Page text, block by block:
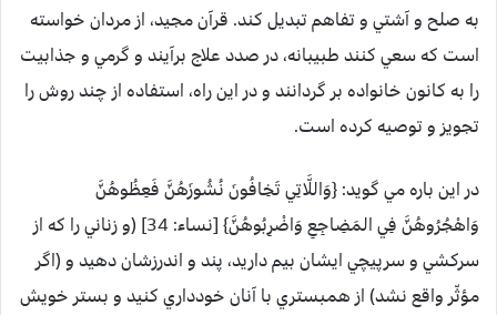
به صلح و آشتي و تفاهم تبديل كند. قرآن مجيد، از مردان خواسته
است كه سعي كنند طبيبانه، در صدد علاج برآيند و گرمي و جذابيت
را به كانون خانواده بر گردانند و در اين راه، استفاده از چند روش را
تجويز و توصيه كرده است.
در اين باره مي گويد: {وَاللَّاتِي تَخِافُونَ نُشُوزَهُنَّ فَعِظُوهُنَّ
وَاهْجُرُوهُنَّ فِي المَضِاجِعِ وَاضْرِبُوهُنَّ} [نساء: 34] (و زناني را كه از
سركشي و سرپيچي ايشان بيم داريد، پند و اندرزشان دهيد و (اگر
مؤثّر واقع نشد) از همبستري با آنان خودداري كنيد و بستر خويش